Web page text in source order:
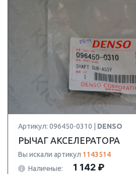
Артикул: 096450-0310 | DENSO
РЫЧАГ АКСЕЛЕРАТОРА
Вы искали артикул 1143514
Наличные:
1 142 ₽